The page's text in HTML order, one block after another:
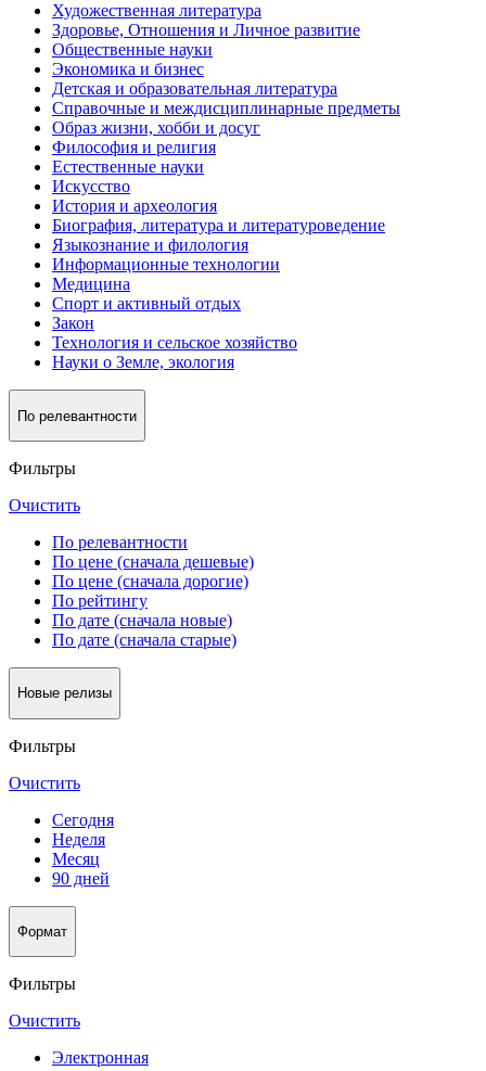
Художественная литература
Здоровье, Отношения и Личное развитие
Общественные науки
Экономика и бизнес
Детская и образовательная литература
Справочные и междисциплинарные предметы
Образ жизни, хобби и досуг
Философия и религия
Естественные науки
Искусство
История и археология
Биография, литература и литературоведение
Языкознание и филология
Информационные технологии
Медицина
Спорт и активный oтдых
Закон
Технология и сельское хозяйство
Науки о Земле, экология
По релевантности
Фильтры
Очистить
По релевантности
По цене (сначала дешевые)
По цене (сначала дорогие)
По рейтингу
По дате (сначала новые)
По дате (сначала старые)
Новые релизы
Фильтры
Очистить
Сегодня
Неделя
Месяц
90 дней
Формат
Фильтры
Очистить
Электронная